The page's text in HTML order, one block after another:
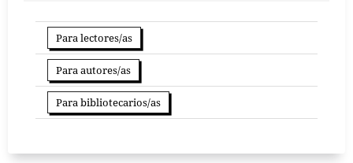
Para lectores/as
Para autores/as
Para bibliotecarios/as